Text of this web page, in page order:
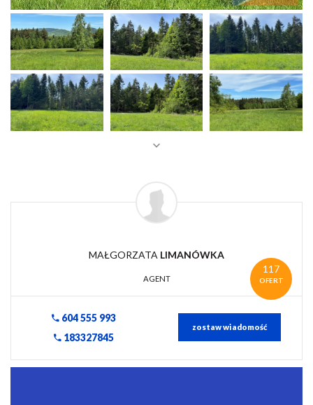
117
OFERT
MAŁGORZATA LIMANÓWKA
AGENT
604 555 993
183327845
zostaw wiadomość